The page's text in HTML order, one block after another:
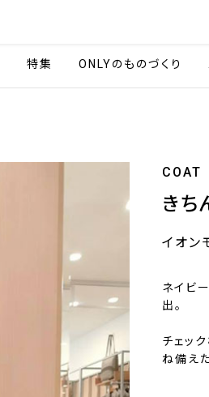
特集 ONLYのものづくり
COAT
きち
イオン
ネイビ
出。
チェッ
ね備え